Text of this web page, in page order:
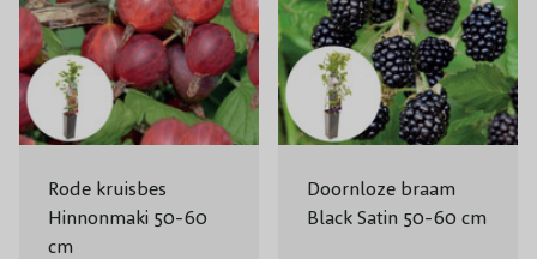
Rode kruisbes
Hinnonmaki 50-60
cm
Doornloze braam
Black Satin 50-60 cm